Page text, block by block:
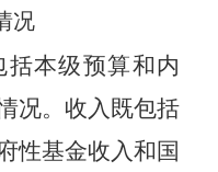
况
本级预算和内
况。收入既包括
性基金收入和国